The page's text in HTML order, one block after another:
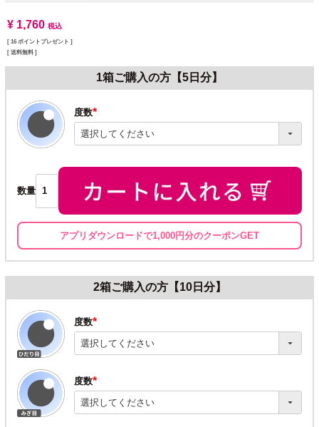
¥ 1,760 税込
[ 16 ポイントプレゼント ]
送料無料
1箱ご購入の方【5日分】
度数
(必
須)
数量
アプリダウンロードで1,000円分のクーポンGET
2箱ご購入の方【10日分】
度数
(必
須)
度数
(必
須)